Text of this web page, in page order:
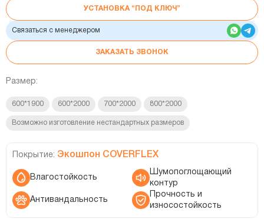
УСТАНОВКА “ПОД КЛЮЧ”
Связаться с менеджером
ЗАКАЗАТЬ ЗВОНОК
Размер:
600*1900 600*2000 700*2000 800*2000
Возможно изготовление нестандартных размеров
Покрытие: Экошпон COVERFLEX
Влагостойкость
Шумопоглощающий
контур
Антивандальность
Прочность и
износостойкость